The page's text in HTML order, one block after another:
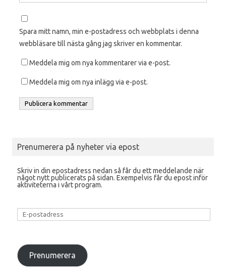
Spara mitt namn, min e-postadress och webbplats i denna
webbläsare till nästa gång jag skriver en kommentar.
Meddela mig om nya kommentarer via e-post.
Meddela mig om nya inlägg via e-post.
Prenumerera på nyheter via epost
Skriv in din epostadress nedan så får du ett meddelande när
något nytt publicerats på sidan. Exempelvis får du epost inför
aktiviteterna i vårt program.
E-
postadress
Prenumerera